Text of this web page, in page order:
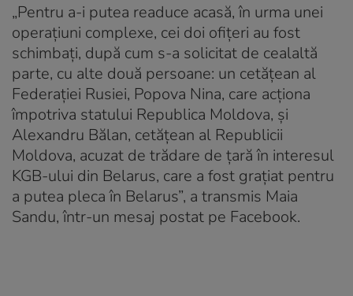
„Pentru a-i putea readuce acasă, în urma unei
operațiuni complexe, cei doi ofițeri au fost
schimbați, după cum s-a solicitat de cealaltă
parte, cu alte două persoane: un cetățean al
Federației Rusiei, Popova Nina, care acționa
împotriva statului Republica Moldova, și
Alexandru Bălan, cetățean al Republicii
Moldova, acuzat de trădare de țară în interesul
KGB-ului din Belarus, care a fost grațiat pentru
a putea pleca în Belarus”, a transmis Maia
Sandu, într-un mesaj postat pe Facebook.